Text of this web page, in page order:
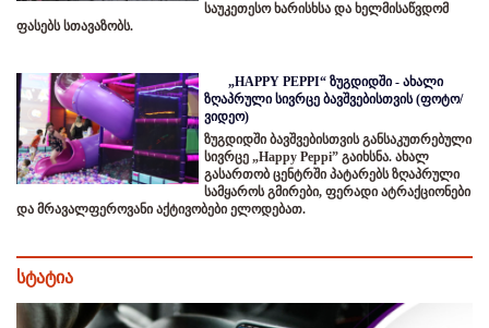
საუკეთესო ხარისხსა და ხელმისაწვდომ
ფასებს სთავაზობს.
„HAPPY PEPPI“ ზუგდიდში - ახალი
ზღაპრული სივრცე ბავშვებისთვის (ფოტო/
ვიდეო)
ზუგდიდში ბავშვებისთვის განსაკუთრებული
სივრცე „Happy Peppi” გაიხსნა. ახალ
გასართობ ცენტრში პატარებს ზღაპრული
სამყაროს გმირები, ფერადი ატრაქციონები
და მრავალფეროვანი აქტივობები ელოდებათ.
სტატია